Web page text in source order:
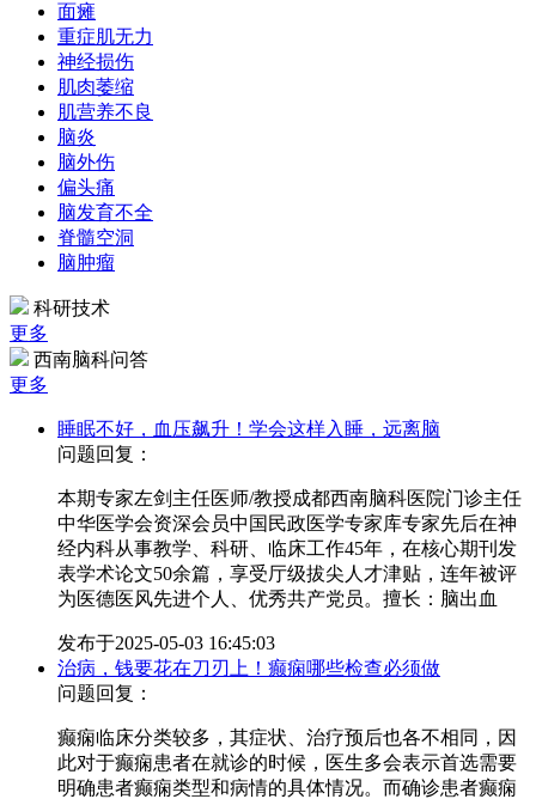
面瘫
重症肌无力
神经损伤
肌肉萎缩
肌营养不良
脑炎
脑外伤
偏头痛
脑发育不全
脊髓空洞
脑肿瘤
科研技术
更多
西南脑科问答
更多
睡眠不好，血压飙升！学会这样入睡，远离脑
问题回复：
本期专家左剑主任医师/教授成都西南脑科医院门诊主任
中华医学会资深会员中国民政医学专家库专家先后在神
经内科从事教学、科研、临床工作45年，在核心期刊发
表学术论文50余篇，享受厅级拔尖人才津贴，连年被评
为医德医风先进个人、优秀共产党员。擅长：脑出血
发布于2025-05-03 16:45:03
治病，钱要花在刀刃上！癫痫哪些检查必须做
问题回复：
癫痫临床分类较多，其症状、治疗预后也各不相同，因
此对于癫痫患者在就诊的时候，医生多会表示首选需要
明确患者癫痫类型和病情的具体情况。而确诊患者癫痫